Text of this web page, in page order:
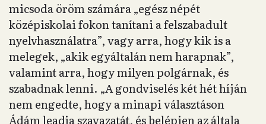
micsoda öröm számára „egész népét
középiskolai fokon tanítani a felszabadult
nyelvhasználatra”, vagy arra, hogy kik is a
melegek, „akik egyáltalán nem harapnak”,
valamint arra, hogy milyen polgárnak, és
szabadnak lenni. „A gondviselés két hét híján
nem engedte, hogy a minapi választáson
Ádám leadja szavazatát, és belépjen az általa